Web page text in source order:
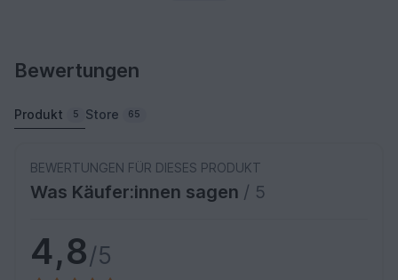
Bewertungen
Produkt 5 Store 65
BEWERTUNGEN FÜR DIESES PRODUKT
Was Käufer:innen sagen / 5
4,8/5